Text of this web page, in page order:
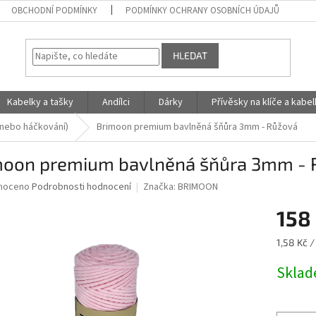
OBCHODNÍ PODMÍNKY PODMÍNKY OCHRANY OSOBNÍCH ÚDAJŮ
HLEDAT
Kabelky a tašky Andílci Dárky Přívěsky na klíče a
háčkování) Brimoon premium bavlněná šňůra 3mm - Růžová
premium bavlněná šňůra 3mm -
Podrobnosti hodnocení Značka: BRIMOON
158
Měrná
1,58 Kč /